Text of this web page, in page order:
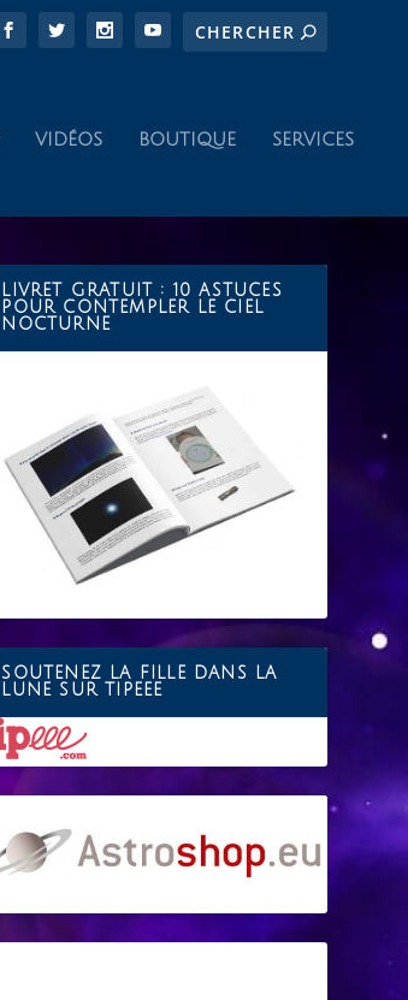
VIDÉOS BOUTIQUE SERVICES
LIVRET GRATUIT : 10 ASTUCES
POUR CONTEMPLER LE CIEL
NOCTURNE
SOUTENEZ LA FILLE DANS LA
LUNE SUR TIPEEE